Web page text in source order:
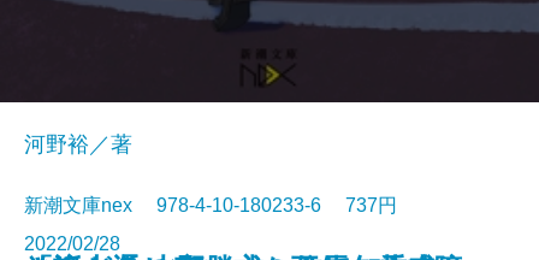
河野裕／著
新潮文庫nex 978-4-10-180233-6 737円
2022/02/28